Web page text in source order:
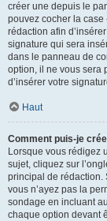
créer une depuis le
pouvez cocher la
rédaction afin
signature qui sera
dans le panneau de
option, il ne vous sera
d’insérer votre
Haut
Comment puis-je
Lorsque vous rédigez
sujet, cliquez sur
principal de rédaction.
vous n’ayez pas la
sondage en incluant
chaque option devant